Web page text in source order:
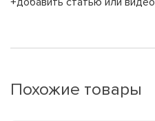
Похожие товары